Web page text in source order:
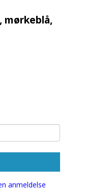
mørkeblå,
anmeldelse